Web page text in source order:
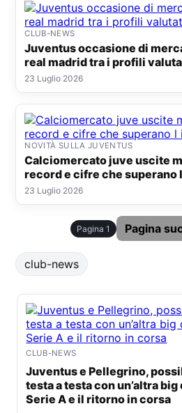
CLUB-NEWS
Juventus occasione di mercato: esubero del
real madrid tra i profili
23 Luglio 2026
NOVITÀ SULLA JUVENTUS
Calciomercato juve uscite monte ingaggi
record e cifre che superano
23 Luglio 2026
Pagina 1 Pagina
club-news
CLUB-NEWS
Juventus e Pellegrino, possibile
testa a testa con un’altra big
Serie A e il ritorno in corsa